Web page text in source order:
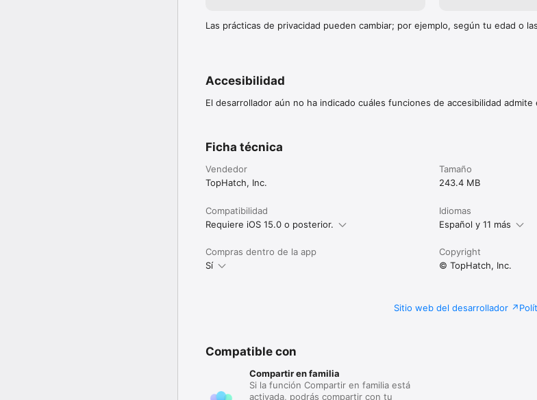
concepts@tophatch.com o búscanos con @ConceptsApp.
Las prácticas de privacidad pueden cambiar; por ejemplo, según tu edad o
Accesibilidad
El desarrollador aún no ha indicado cuáles funciones de accesibilidad admite
Ficha técnica
Vendedor
TopHatch, Inc.
Tamaño
243.4 MB
Compatibilidad
Requiere iOS 15.0 o posterior.
Idiomas
Español y 11 más
Compras dentro de la app
Sí
Copyright
© TopHatch, Inc.
Sitio web del desarrollador
Compatible con
Compartir en familia
Si la función Compartir en familia está
activada, podrás compartir con tu